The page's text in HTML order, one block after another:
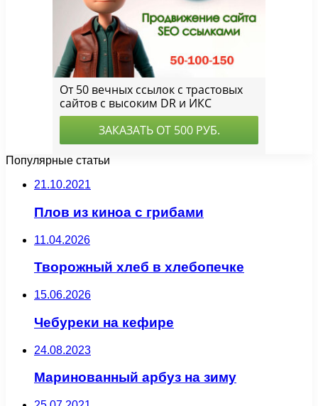
Популярные статьи
21.10.2021
Плов из киноа с грибами
11.04.2026
Творожный хлеб в хлебопечке
15.06.2026
Чебуреки на кефире
24.08.2023
Маринованный арбуз на зиму